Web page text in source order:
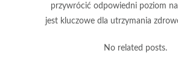
przywrócić odpowiedni poziom
jest kluczowe dla utrzymania
No related posts.